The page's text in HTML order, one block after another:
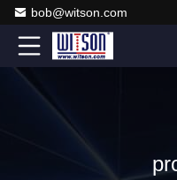
bob@witson.com